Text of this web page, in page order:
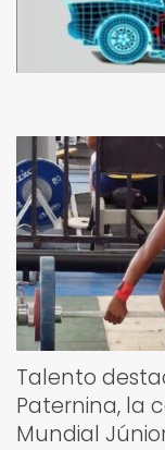
Talento
Paternina, la
Mundial